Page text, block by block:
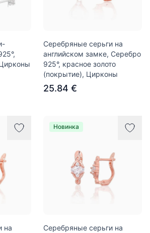
Серебряные серьги на
английском замке, Серебро
925°, красное золото
(покрытие), Цирконы
25.84 €
на
Новинка
Серебряные серьги на